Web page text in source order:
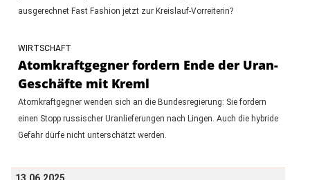
ausgerechnet Fast Fashion jetzt zur Kreislauf-Vorreiterin?
WIRTSCHAFT
Atomkraftgegner fordern Ende der Uran-
Geschäfte mit Kreml
Atomkraftgegner wenden sich an die Bundesregierung: Sie fordern
einen Stopp russischer Uranlieferungen nach Lingen. Auch die hybride
Gefahr dürfe nicht unterschätzt werden.